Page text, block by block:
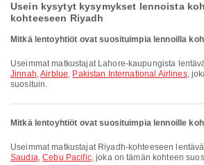
Usein kysytyt kysymykset lennoista
kohteeseen Riyadh
Mitkä lentoyhtiöt ovat suosituimpia lennoilla
Useimmat matkustajat Lahore-kaupungista
Jinnah,Airblue, Pakistan International Airlines,
suosituin.
Mitkä lentoyhtiöt ovat suosituimpia lennoille
Useimmat matkustajat Riyadh-kohteeseen
Saudia,Cebu Pacific, joka on tämän kohteen